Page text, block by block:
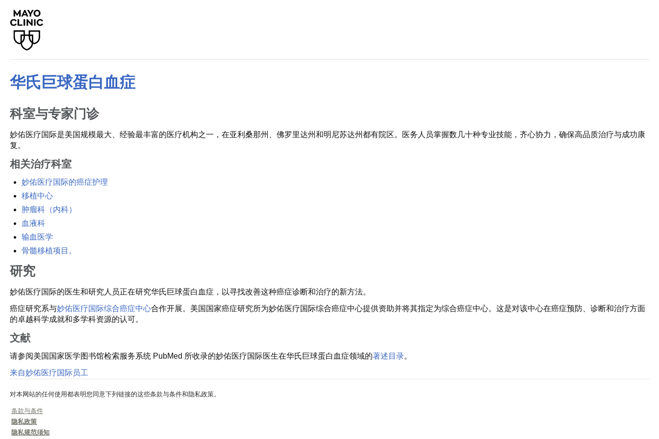
华氏巨球蛋白血症
科室与专家门诊
妙佑医疗国际是美国规模最大、经验最丰富的医疗机构之一，在亚利桑那州、佛罗里达州和明尼苏达州都有院区。医务人员掌握数几十种专业技能，齐心协力，确保高品质治疗与成功康
复。
相关治疗科室
妙佑医疗国际的癌症护理
移植中心
肿瘤科（内科）
血液科
输血医学
骨髓移植项目。
研究
妙佑医疗国际的医生和研究人员正在研究华氏巨球蛋白血症，以寻找改善这种癌症诊断和治疗的新方法。
癌症研究系与妙佑医疗国际综合癌症中心合作开展。美国国家癌症研究所为妙佑医疗国际综合癌症中心提供资助并将其指定为综合癌症中心。这是对该中心在癌症预防、诊断和治疗方面
的卓越科学成就和多学科资源的认可。
文献
请参阅美国国家医学图书馆检索服务系统 PubMed 所收录的妙佑医疗国际医生在华氏巨球蛋白血症领域的著述目录。
来自妙佑医疗国际员工
对本网站的任何使用都表明您同意下列链接的这些条款与条件和隐私政策。
条款与条件
隐私政策
隐私规范须知